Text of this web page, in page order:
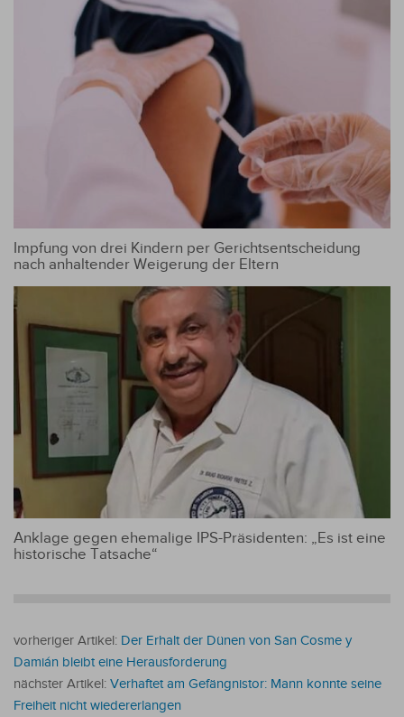
Impfung von drei Kindern per Gerichtsentscheidung
nach anhaltender Weigerung der Eltern
Anklage gegen ehemalige IPS-Präsidenten: „Es ist eine
historische Tatsache“
vorheriger Artikel: Der Erhalt der Dünen von San Cosme y
Damián bleibt eine Herausforderung
nächster Artikel: Verhaftet am Gefängnistor: Mann konnte seine
Freiheit nicht wiedererlangen